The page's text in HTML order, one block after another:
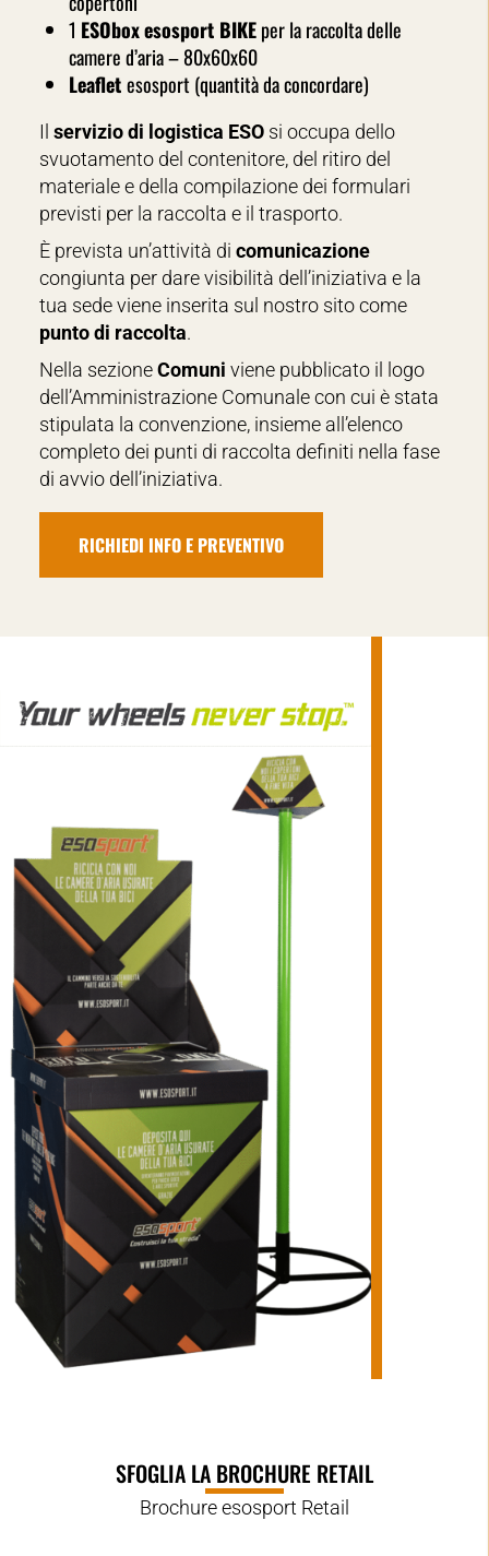
1 ESOboxesosport BIKEper la raccolta delle
camere d’aria – 80x60x60
Leafletesosport (quantità da concordare)
Il servizio di logistica ESO si occupa dello
svuotamento del contenitore, del ritiro del
materiale e della compilazione dei formulari
previsti per la raccolta e il trasporto.
È prevista un’attività di comunicazione
congiunta per dare visibilità dell’iniziativa e la
tua sede viene inserita sul nostro sito come
punto di raccolta.
Nella sezioneComuni viene pubblicato il logo
dell’Amministrazione Comunale con cui è stata
stipulata la convenzione, insieme all’elenco
completo dei punti di raccolta definiti nella fase
di avvio dell’iniziativa.
RICHIEDI INFO E PREVENTIVO
SFOGLIA LA BROCHURE RETAIL
Brochure esosport Retail